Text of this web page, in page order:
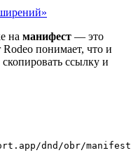
на манифест — это
понимает, что и
ссылку и
dnd/obr/